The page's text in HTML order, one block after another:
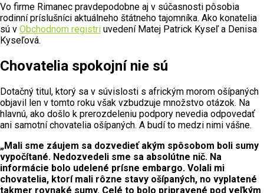
Vo firme Rimanec pravdepodobne aj v súčasnosti pôsobia
rodinní príslušníci aktuálneho štátneho tajomníka. Ako konatelia
sú v Obchodnom registri uvedení Matej Patrick Kyseľ a Denisa
Kyseľová.
Chovatelia spokojní nie sú
Dotačný titul, ktorý sa v súvislosti s africkým morom ošípaných
objavil len v tomto roku však vzbudzuje množstvo otázok. Na
hlavnú, ako došlo k prerozdeleniu podpory nevedia odpovedať
ani samotní chovatelia ošípaných. A budí to medzi nimi vášne.
„Mali sme záujem sa dozvedieť akým spôsobom boli sumy
vypočítané. Nedozvedeli sme sa absolútne nič. Na
informácie bolo udelené prísne embargo. Volali mi
chovatelia, ktorí mali rôzne stavy ošípaných, no vyplatené
takmer rovnaké sumy. Celé to bolo pripravené pod veľkým